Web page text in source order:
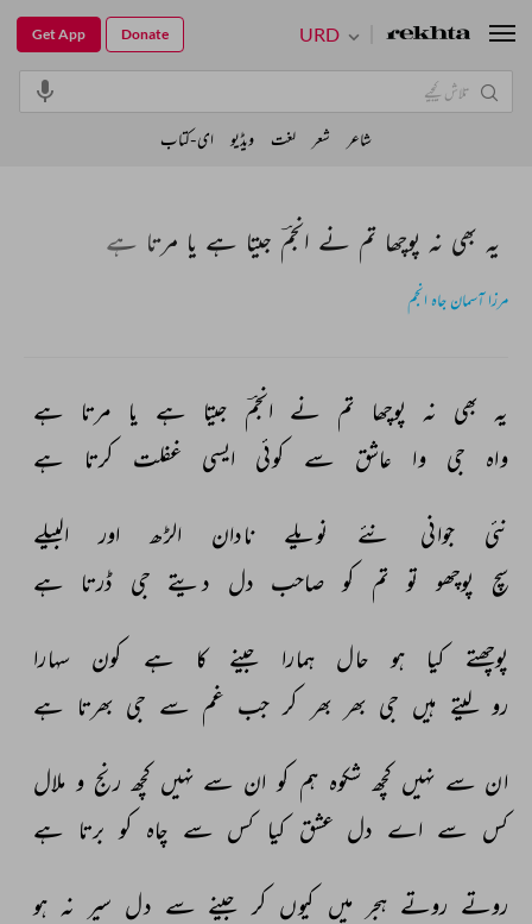
یہ بھی نہ پوچھا تم نے انجمؔ جیتا ہے یا مرتا ہے
مرزا آسمان جاہ انجم
یہ بھی نہ پوچھا تم نے انجمؔ جیتا ہے یا مرتا
ہے
واہ
جی وا عاشق سے کوئی ایسی غفلت کرتا ہے
نئی جوانی نئے نویلے نادان الڑھ اور
البیلے
سچ
پوچھو تو تم کو صاحب دل دیتے جی ڈرتا ہے
پوچھتے کیا ہو حال ہمارا جینے کا ہے کون
سہارا
رو لیتے ہیں جی بھر بھر کر جب غم سے جی بھرتا ہے
ان سے نہیں کچھ شکوہ ہم کو ان سے نہیں کچھ رنج و ملال
کس سے اے دل عشق کیا کس سے چاہ کو برتا ہے
روتے روتے ہجر میں کیوں کر جینے سے دل سیر نہ ہو
URD
Get App Donate
شاعر شعر لغت ویڈیو ای-کتاب